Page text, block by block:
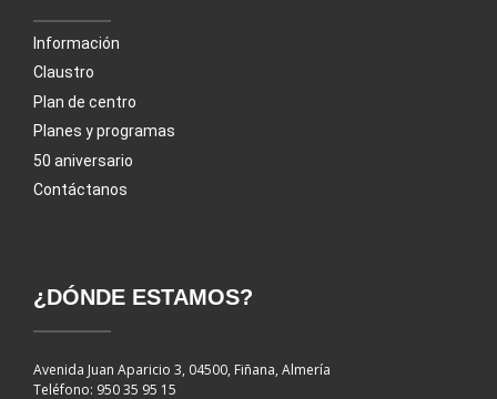
Información
Claustro
Plan de centro
Planes y programas
50 aniversario
Contáctanos
¿DÓNDE ESTAMOS?
Avenida Juan Aparicio 3, 04500, Fiñana, Almería
Teléfono: 950 35 95 15